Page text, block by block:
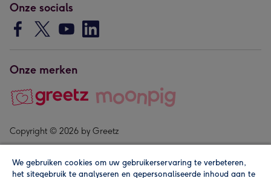
Onze socials
Onze merken
Copyright © 2026 by Greetz
We gebruiken cookies om uw gebruikerservaring te verbeteren,
het sitegebruik te analyseren en gepersonaliseerde inhoud aan te